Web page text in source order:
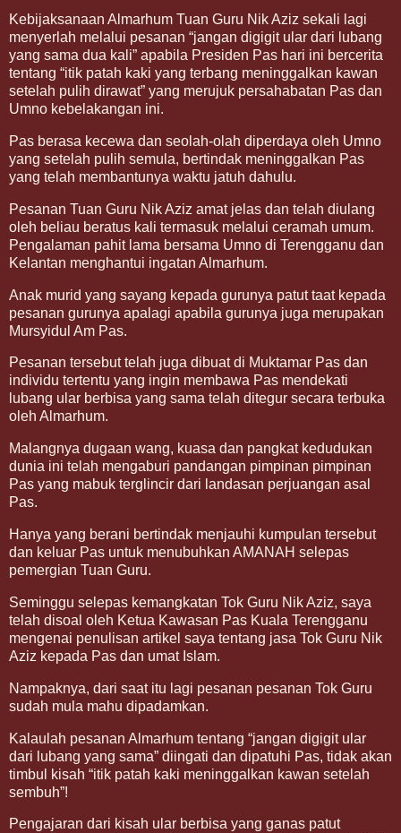
Kebijaksanaan Almarhum Tuan Guru Nik Aziz sekali lagi
menyerlah melalui pesanan “jangan digigit ular dari lubang
yang sama dua kali” apabila Presiden Pas hari ini bercerita
tentang “itik patah kaki yang terbang meninggalkan kawan
setelah pulih dirawat” yang merujuk persahabatan Pas dan
Umno kebelakangan ini.
Pas berasa kecewa dan seolah-olah diperdaya oleh Umno
yang setelah pulih semula, bertindak meninggalkan Pas
yang telah membantunya waktu jatuh dahulu.
Pesanan Tuan Guru Nik Aziz amat jelas dan telah diulang
oleh beliau beratus kali termasuk melalui ceramah umum.
Pengalaman pahit lama bersama Umno di Terengganu dan
Kelantan menghantui ingatan Almarhum.
Anak murid yang sayang kepada gurunya patut taat kepada
pesanan gurunya apalagi apabila gurunya juga merupakan
Mursyidul Am Pas.
Pesanan tersebut telah juga dibuat di Muktamar Pas dan
individu tertentu yang ingin membawa Pas mendekati
lubang ular berbisa yang sama telah ditegur secara terbuka
oleh Almarhum.
Malangnya dugaan wang, kuasa dan pangkat kedudukan
dunia ini telah mengaburi pandangan pimpinan pimpinan
Pas yang mabuk terglincir dari landasan perjuangan asal
Pas.
Hanya yang berani bertindak menjauhi kumpulan tersebut
dan keluar Pas untuk menubuhkan AMANAH selepas
pemergian Tuan Guru.
Seminggu selepas kemangkatan Tok Guru Nik Aziz, saya
telah disoal oleh Ketua Kawasan Pas Kuala Terengganu
mengenai penulisan artikel saya tentang jasa Tok Guru Nik
Aziz kepada Pas dan umat Islam.
Nampaknya, dari saat itu lagi pesanan pesanan Tok Guru
sudah mula mahu dipadamkan.
Kalaulah pesanan Almarhum tentang “jangan digigit ular
dari lubang yang sama” diingati dan dipatuhi Pas, tidak akan
timbul kisah “itik patah kaki meninggalkan kawan setelah
sembuh”!
Pengajaran dari kisah ular berbisa yang ganas patut